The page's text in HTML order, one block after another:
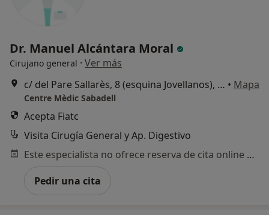
Dr. Manuel Alcántara Moral
Cirujano general · Ver más
c/ del Pare Sallarès, 8 (esquina Jovellanos), Sabadell • Mapa
Centre Mèdic Sabadell
Acepta Fiatc
Visita Cirugía General y Ap. Digestivo
Este especialista no ofrece reserva de cita online en esta dirección.
Pedir una cita